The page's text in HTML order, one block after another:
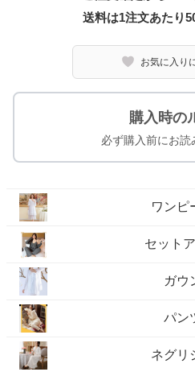
送料は1注文あたり
お気に入り
購入時の
必ず購入前にお読
ワンピ
セット
ガウ
パン
ネグリ